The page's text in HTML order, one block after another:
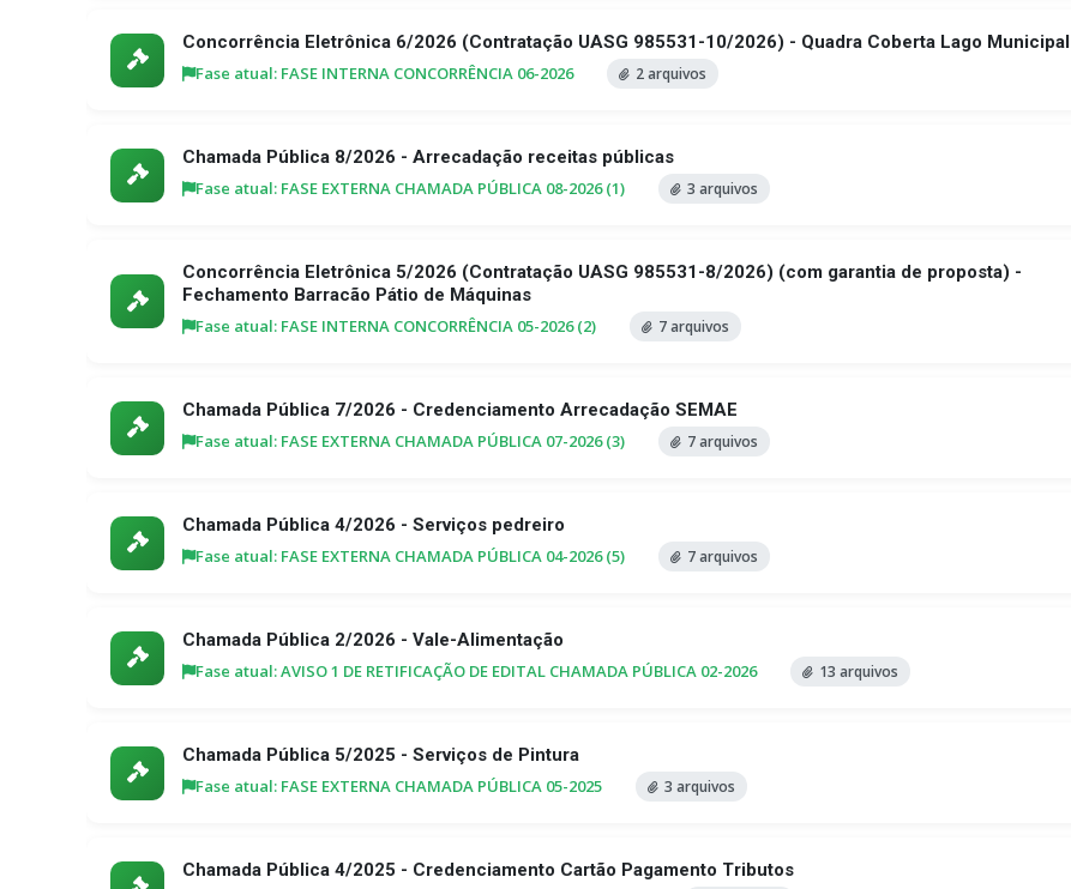
Concorrência Eletrônica 6/2026 (Contratação UASG 985531-10/2026) - Quadra Coberta Lago Municipal
Fase atual: FASE INTERNA CONCORRÊNCIA 06-2026
2 arquivos
Chamada Pública 8/2026 - Arrecadação receitas públicas
Fase atual: FASE EXTERNA CHAMADA PÚBLICA 08-2026 (1)
3 arquivos
Concorrência Eletrônica 5/2026 (Contratação UASG 985531-8/2026) (com garantia de proposta) -
Fechamento Barracão Pátio de Máquinas
Fase atual: FASE INTERNA CONCORRÊNCIA 05-2026 (2)
7 arquivos
Chamada Pública 7/2026 - Credenciamento Arrecadação SEMAE
Fase atual: FASE EXTERNA CHAMADA PÚBLICA 07-2026 (3)
7 arquivos
Chamada Pública 4/2026 - Serviços pedreiro
Fase atual: FASE EXTERNA CHAMADA PÚBLICA 04-2026 (5)
7 arquivos
Chamada Pública 2/2026 - Vale-Alimentação
Fase atual: AVISO 1 DE RETIFICAÇÃO DE EDITAL CHAMADA PÚBLICA 02-2026
13 arquivos
Chamada Pública 5/2025 - Serviços de Pintura
Fase atual: FASE EXTERNA CHAMADA PÚBLICA 05-2025
3 arquivos
Chamada Pública 4/2025 - Credenciamento Cartão Pagamento Tributos